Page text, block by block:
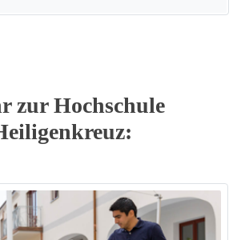
zur Hochschule